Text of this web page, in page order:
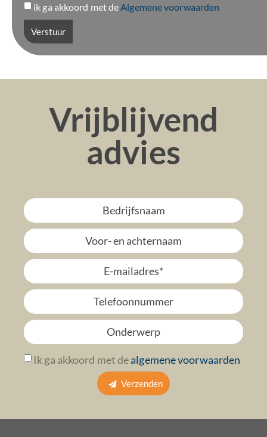
ik ga akkoord met deAlgemene voorwaarden
Verstuur
Vrijblijvend
advies
Ik ga akkoord met dealgemene voorwaarden
Verzenden